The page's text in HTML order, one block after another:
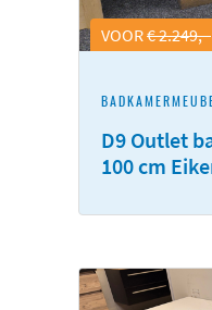
VOOR€ 2.249,-
D9 Outlet
100 cm